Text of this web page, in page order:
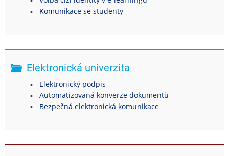
Komunikace se studenty
Elektronická univerzita
Elektronický podpis
Automatizovaná konverze dokumentů
Bezpečná elektronická komunikace